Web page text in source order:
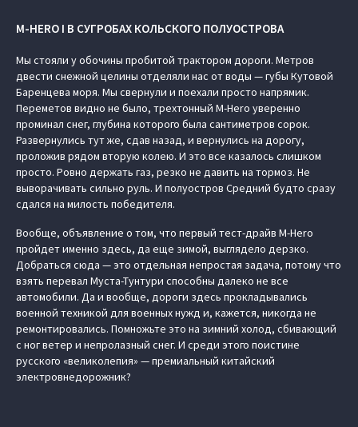
M-HERO I В СУГРОБАХ КОЛЬСКОГО ПОЛУОСТРОВА
Мы стояли у обочины пробитой трактором дороги. Метров
двести снежной целины отделяли нас от воды — губы Кутовой
Баренцева моря. Мы свернули и поехали просто напрямик.
Переметов видно не было, трехтонный M-Hero уверенно
проминал снег, глубина которого была сантиметров сорок.
Развернулись тут же, сдав назад, и вернулись на дорогу,
проложив рядом вторую колею. И это все казалось слишком
просто. Ровно держать газ, резко не давить на тормоз. Не
выворачивать сильно руль. И полуостров Средний будто сразу
сдался на милость победителя.
Вообще, объявление о том, что первый тест-драйв M-Hero
пройдет именно здесь, да еще зимой, выглядело дерзко.
Добраться сюда — это отдельная непростая задача, потому что
взять перевал Муста-Тунтури способны далеко не все
автомобили. Да и вообще, дороги здесь прокладывались
военной техникой для военных нужд и, кажется, никогда не
ремонтировались. Помножьте это на зимний холод, сбивающий
с ног ветер и непролазный снег. И среди этого поистине
русского «великолепия» — премиальный китайский
электровнедорожник?